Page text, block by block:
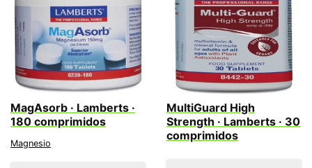
MagAsorb · Lamberts ·
180 comprimidos
Magnesio
MultiGuard High
Strength · Lamberts · 30
comprimidos